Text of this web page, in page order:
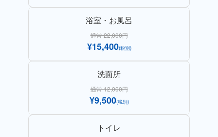
浴室・お風呂
通常 22,000円
¥15,400(税別)
洗面所
通常 12,000円
¥9,500(税別)
トイレ